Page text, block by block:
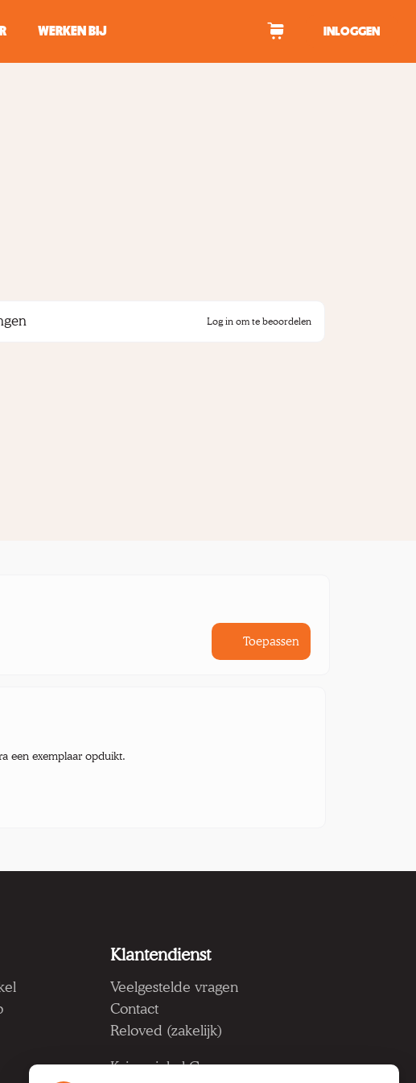
WERKEN BIJ INLOGGEN
Log in om te beoordelen
Toepassen
een exemplaar opduikt.
Klantendienst
Veelgestelde vragen
Contact
Reloved (zakelijk)
Kringwinkel Groep vzw